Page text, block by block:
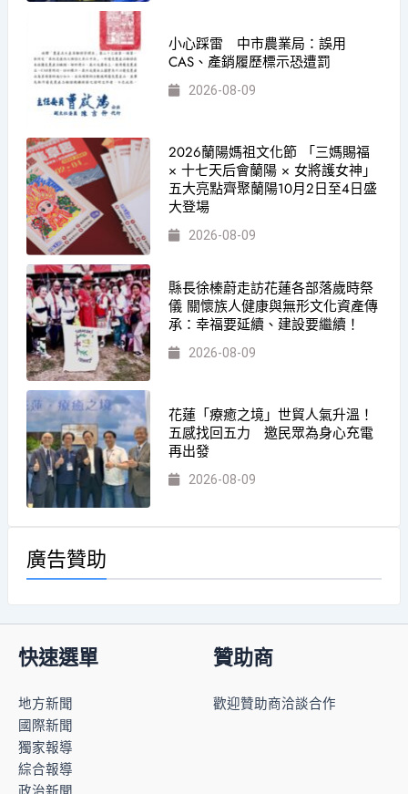
小心踩雷 中市農業局：誤用
CAS、產銷履歷標示恐遭罰
2026-08-09
2026蘭陽媽祖文化節 「三媽賜福
× 十七天后會蘭陽 × 女將護女神」
五大亮點齊聚蘭陽10月2日至4日盛
大登場
2026-08-09
縣長徐榛蔚走訪花蓮各部落歲時祭
儀 關懷族人健康與無形文化資產傳
承：幸福要延續、建設要繼續！
2026-08-09
花蓮「療癒之境」世貿人氣升溫！
五感找回五力 邀民眾為身心充電
再出發
2026-08-09
廣告贊助
快速選單
地方新聞
國際新聞
獨家報導
綜合報導
贊助商
歡迎贊助商洽談合作